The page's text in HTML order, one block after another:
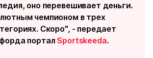
оно перевешивает деньги.
чемпионом в трех
Скоро", - передает
портал Sportskeeda.